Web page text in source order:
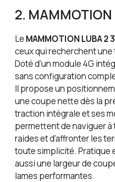
2.
Le MAMMOTION LUBA 2
ceux qui recherchent
Doté d’un module 4G
sans configuration
Il propose un
une coupe nette dès la
traction intégrale et ses
permettent de naviguer
raides et d’affronter les
toute simplicité. Pratique
aussi une largeur de
lames performantes.